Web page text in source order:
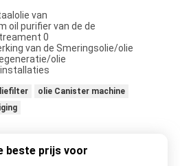
van de Smeringsolie/olie
olie
olie Canister machine
beste prijs voor